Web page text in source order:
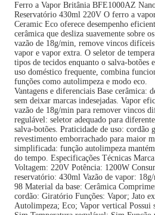
Ferro a Vapor Britânia BFE1000AZ
Reservatório 430ml 220V O ferro a
Ceramic Eco oferece desempenho
cerâmica que desliza suavemente sobre
vazão de 18g/min, remove vincos
vapor e vapor extra. O seletor de
tipos de tecidos enquanto o salva-botões
uso doméstico frequente, combina
funções como autolimpeza e modo eco.
Vantagens e diferenciais Base cerâmica:
sem deixar marcas indesejadas. Vapor
vazão de 18g/min para remover vincos
regulável: seletor adequado para
salva-botões. Praticidade de uso: cordão
revestimento emborrachado para maior
simplificada: função autolimpeza
do tempo. Especificações Técnicas
Voltagem: 220V Potência: 1200W
reservatório: 430ml Vazão de vapor:
98 Material da base: Cerâmica
cordão: Giratório Funções: Vapor; Jato
Autolimpeza; Eco; Vapor vertical Possui